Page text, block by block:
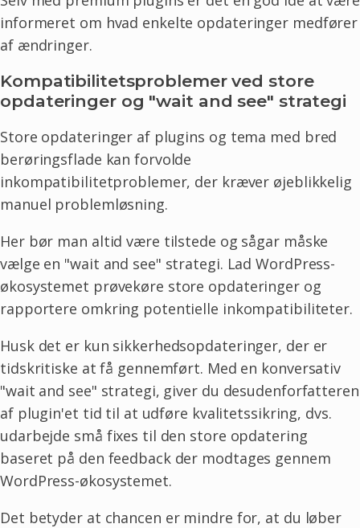
informeret om hvad enkelte opdateringer medfører
af ændringer.
Kompatibilitetsproblemer ved store
opdateringer og "wait and see" strategi
Store opdateringer af plugins og tema med bred
berøringsflade kan forvolde
inkompatibilitetproblemer, der kræver øjeblikkelig
manuel problemløsning.
Her bør man altid være tilstede og sågar måske
vælge en "wait and see" strategi. Lad WordPress-
økosystemet prøvekøre store opdateringer og
rapportere omkring potentielle inkompatibiliteter.
Husk det er kun sikkerhedsopdateringer, der er
tidskritiske at få gennemført. Med en konversativ
"wait and see" strategi, giver du desudenforfatteren
af plugin'et tid til at udføre kvalitetssikring, dvs.
udarbejde små fixes til den store opdatering
baseret på den feedback der modtages gennem
WordPress-økosystemet.
Det betyder at chancen er mindre for, at du løber